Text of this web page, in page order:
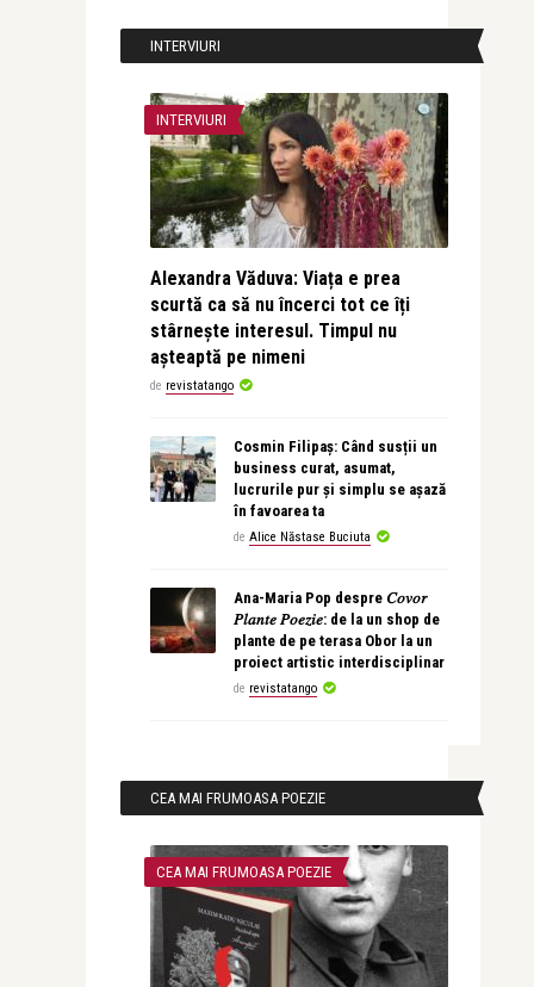
INTERVIURI
INTERVIURI
Alexandra Văduva: Viața e prea
scurtă ca să nu încerci tot ce îți
stârnește interesul. Timpul nu
așteaptă pe nimeni
de revistatango
Cosmin Filipaș: Când susții un
business curat, asumat,
lucrurile pur și simplu se așază
în favoarea ta
de Alice Năstase Buciuta
Ana-Maria Pop despre 𝐶𝑜𝑣𝑜𝑟
𝑃𝑙𝑎𝑛𝑡𝑒 𝑃𝑜𝑒𝑧𝑖𝑒: de la un shop de
plante de pe terasa Obor la un
proiect artistic interdisciplinar
de revistatango
CEA MAI FRUMOASA POEZIE
CEA MAI FRUMOASA POEZIE